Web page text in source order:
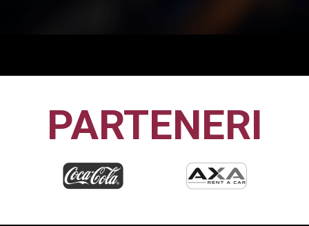
PARTENERI